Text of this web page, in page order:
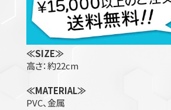
≪SIZE≫
高さ：約22cm
≪MATERIAL≫
PVC、金属